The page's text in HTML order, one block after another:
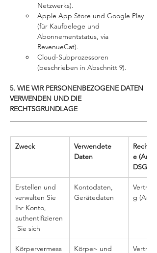
Netzwerks).
Apple App Store und Google Play
(für Kaufbelege und
Abonnementstatus, via
RevenueCat).
Cloud-Subprozessoren
(beschrieben in Abschnitt 9).
5. WIE WIR PERSONENBEZOGENE DATEN
VERWENDEN UND DIE
RECHTSGRUNDLAGE
Zweck
Verwendete
Daten
e (Art. 6
DSGVO)
Erstellen und
verwalten Sie
Ihr Konto,
authentifizieren
Sie sich
Kontodaten,
Gerätedaten
g (Art.
Körpervermess
Körper- und